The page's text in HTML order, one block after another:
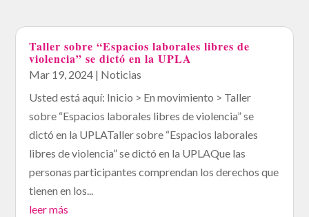
Taller sobre “Espacios laborales libres de
violencia” se dictó en la UPLA
Mar 19, 2024 | Noticias
Usted está aquí: Inicio > En movimiento > Taller
sobre “Espacios laborales libres de violencia” se
dictó en la UPLATaller sobre “Espacios laborales
libres de violencia” se dictó en la UPLAQue las
personas participantes comprendan los derechos que
tienen en los...
leer más